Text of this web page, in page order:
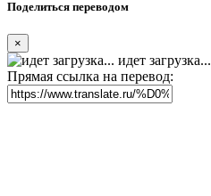
Поделиться переводом
×
идет загрузка...
Прямая ссылка на перевод: